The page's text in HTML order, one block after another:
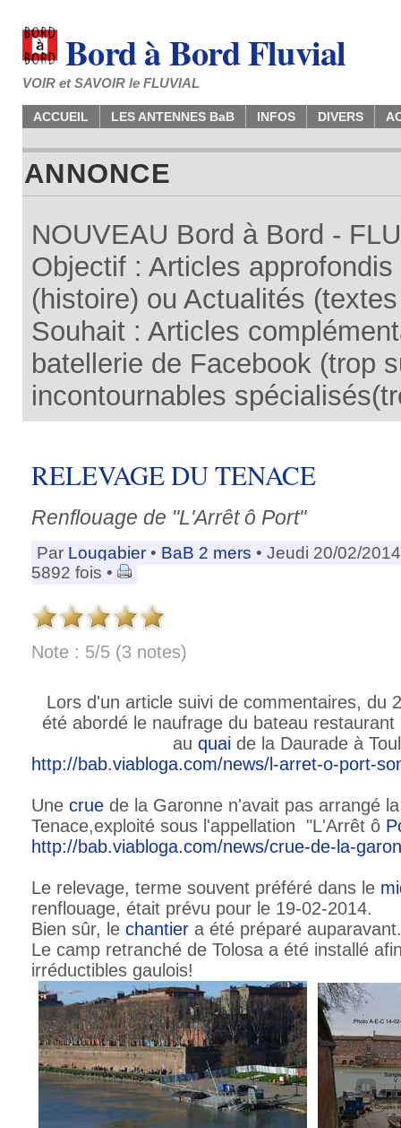
Bord à Bord Fluvial
VOIR et SAVOIR le FLUVIAL
ACCUEIL LES ANTENNES BaB INFOS DIVERS
ANNONCE
NOUVEAU Bord à Bord -
Objectif : Articles
(histoire) ou Actualités
Souhait : Articles
batellerie de Facebook (trop
incontournables
RELEVAGE DU TENACE
Renflouage de "L'Arrêt ô Port"
Par Lougabier • BaB 2 mers • Jeudi 20/02/
5892 fois •
Note : 5/5 (3 notes)
Lors d'un article suivi de commentaires, du
été abordé le naufrage du bateau
au quai de la Daurade à
http://bab.viabloga.com/news/l-arret-o-port-
Une crue de la Garonne n'avait pas arrangé
Tenace,exploité sous l'appellation "L'Arrêt ô
http://bab.viabloga.com/news/crue-de-la-
Le relevage, terme souvent préféré dans le
renflouage, était prévu pour le 19-02-2014.
Bien sûr, le chantier a été préparé auparavant.
Le camp retranché de Tolosa a été installé
irréductibles gaulois!